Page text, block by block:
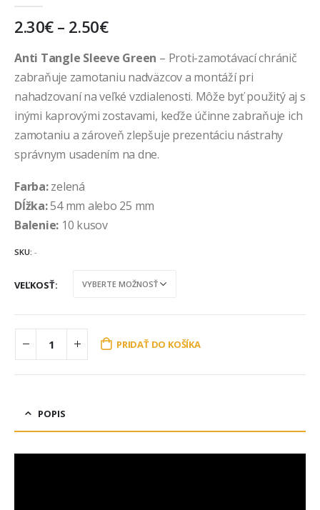
2.30€– 2.50€
Anti Tangle Sleeve Green – Proti-zamotávací chránič
zabraňuje zamotaniu nadväzcov a montáží pri
nahadzovaní na veľké vzdialenosti. Môže byť použitý aj s
inými kaprovými zostavami, keďže účinne zabraňuje ich
zamotaniu a zároveň zlepšuje prezentáciu nástrahy
správnym usadením na dne.
Farba:zelená
Dĺžka:54 mm alebo 25 mm
Balenie: 10 kusov
SKU: -
VEĽKOSŤ
PRIDAŤ DO KOŠÍKA
POPIS